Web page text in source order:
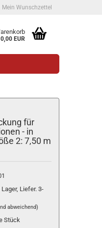
Mein Wunschzettel
0,00 EUR
für
- in
2: 7,50 m
Liefer. 3-
abweichend)
Stück